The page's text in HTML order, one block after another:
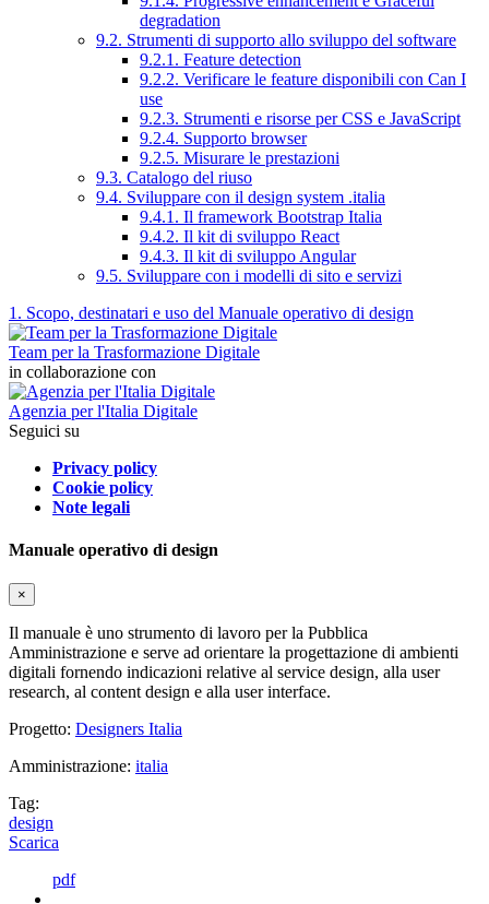
degradation
9.2. Strumenti di supporto allo sviluppo del software
9.2.1. Feature detection
9.2.2. Verificare le feature disponibili con Can I
use
9.2.3. Strumenti e risorse per CSS e JavaScript
9.2.4. Supporto browser
9.2.5. Misurare le prestazioni
9.3. Catalogo del riuso
9.4. Sviluppare con il design system .italia
9.4.1. Il framework Bootstrap Italia
9.4.2. Il kit di sviluppo React
9.4.3. Il kit di sviluppo Angular
9.5. Sviluppare con i modelli di sito e servizi
1. Scopo, destinatari e uso del Manuale operativo di design
Team per la Trasformazione Digitale
in collaborazione con
Agenzia per l'Italia Digitale
Seguici su
Privacy policy
Cookie policy
Note legali
Manuale operativo di design
×
Il manuale è uno strumento di lavoro per la Pubblica
Amministrazione e serve ad orientare la progettazione di ambienti
digitali fornendo indicazioni relative al service design, alla user
research, al content design e alla user interface.
Progetto: Designers Italia
Amministrazione: italia
Tag:
design
Scarica
pdf